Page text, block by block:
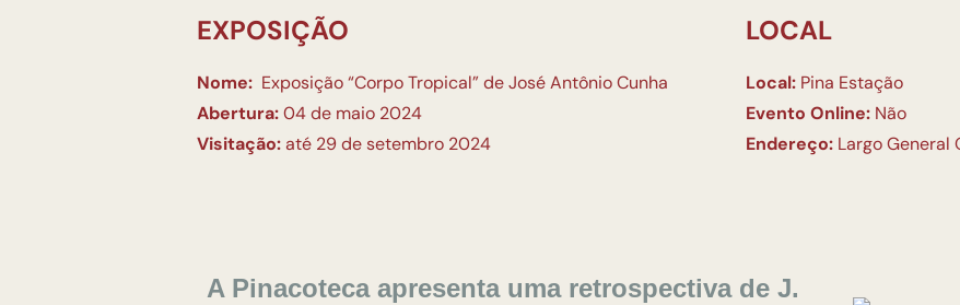
EXPOSIÇÃO
Nome: Exposição “Corpo Tropical” de José Antônio Cunha
Abertura:04 de maio 2024
Visitação:até 29 de setembro 2024
LOCAL
Local: Pina Estação
Evento Online: Não
Endereço: Largo General
A Pinacoteca apresenta uma retrospectiva de J.